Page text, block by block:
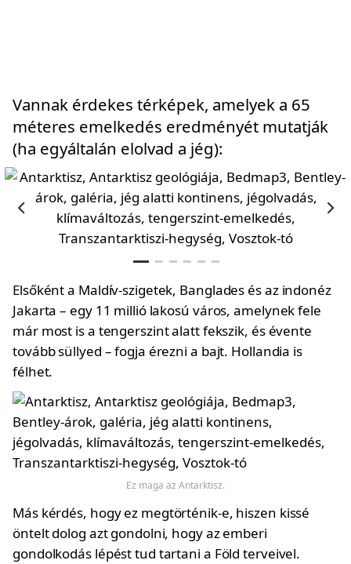
Vannak érdekes térképek, amelyek a 65
méteres emelkedés eredményét mutatják
(ha egyáltalán elolvad a jég):
Elsőként a Maldív-szigetek, Banglades és az indonéz
Jakarta – egy 11 millió lakosú város, amelynek fele
már most is a tengerszint alatt fekszik, és évente
tovább süllyed – fogja érezni a bajt. Hollandia is
félhet.
Ez maga az Antarktisz.
Más kérdés, hogy ez megtörténik-e, hiszen kissé
öntelt dolog azt gondolni, hogy az emberi
gondolkodás lépést tud tartani a Föld terveivel.